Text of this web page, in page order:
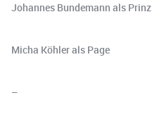
Johannes Bundemann als Prinz
Micha Köhler als Page
–